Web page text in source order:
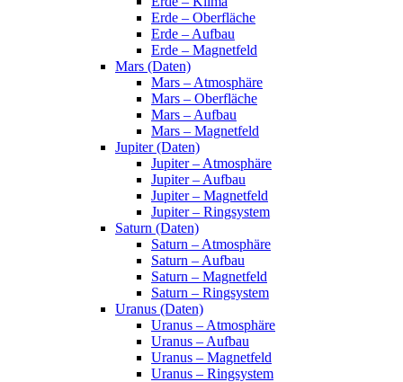
Erde – Oberfläche
Erde – Aufbau
Erde – Magnetfeld
Mars (Daten)
Mars – Atmosphäre
Mars – Oberfläche
Mars – Aufbau
Mars – Magnetfeld
Jupiter (Daten)
Jupiter – Atmosphäre
Jupiter – Aufbau
Jupiter – Magnetfeld
Jupiter – Ringsystem
Saturn (Daten)
Saturn – Atmosphäre
Saturn – Aufbau
Saturn – Magnetfeld
Saturn – Ringsystem
Uranus (Daten)
Uranus – Atmosphäre
Uranus – Aufbau
Uranus – Magnetfeld
Uranus – Ringsystem